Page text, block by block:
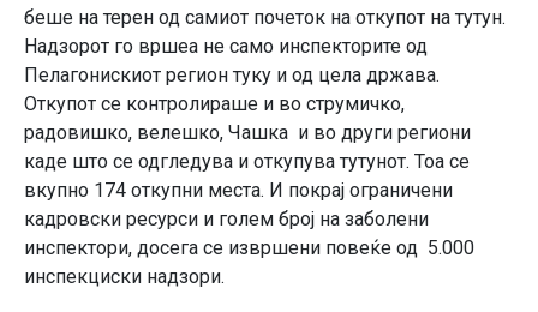
беше на терен од самиот почеток на откупот на тутун.
Надзорот го вршеа не само инспекторите од
Пелагонискиот регион туку и од цела држава.
Откупот се контролираше и во струмичко,
радовишко, велешко, Чашка и во други региони
каде што се одгледува и откупува тутунот. Тоа се
вкупно 174 откупни места. И покрај ограничени
кадровски ресурси и голем број на заболени
инспектори, досега се извршени повеќе од 5.000
инспекциски надзори.